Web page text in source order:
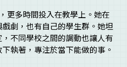
更多時間投入在教學上。她在
劇，也有自己的學生群。她坦
不同學校之間的調動也讓人有
執著，專注於當下能做的事。